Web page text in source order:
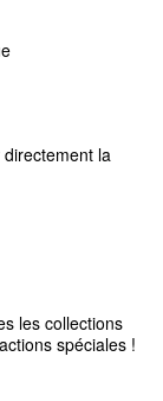
la
les collections
spéciales !